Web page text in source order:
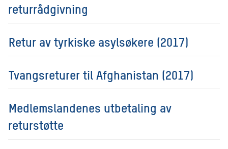
returrådgivning
Retur av tyrkiske asylsøkere (2017)
Tvangsreturer til Afghanistan (2017)
Medlemslandenes utbetaling av
returstøtte